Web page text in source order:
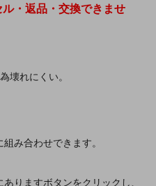
・返品・交換できませ
壊れにくい。
み合わせできます。
りますボタンをクリックし、